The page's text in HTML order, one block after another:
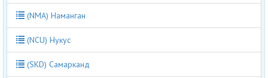
(NMA) Наманган
(NCU) Нукус
(SKD) Самарканд